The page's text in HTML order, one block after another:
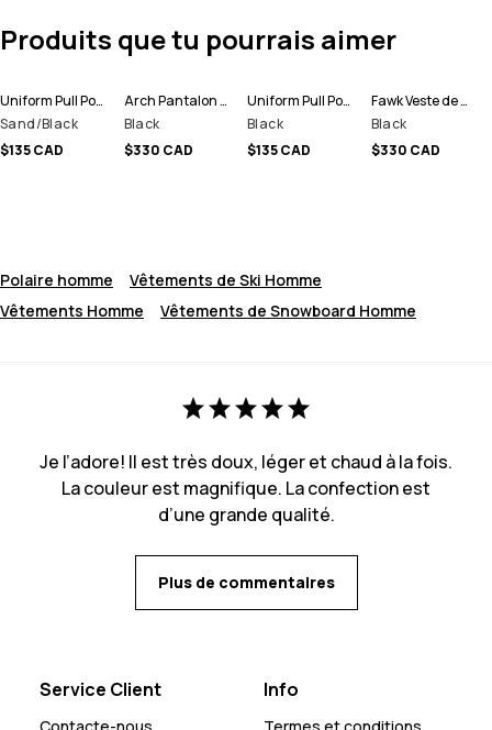
Produits que tu pourrais aimer
Uniform Pull Polaire Homme
Sand/Black
$135 CAD
Arch Pantalon de Ski Homme
Black
$330 CAD
Uniform Pull Polaire Homme
Black
$135 CAD
Fawk Veste de Ski Homme
Black
$330 CAD
Polaire homme
Vêtements de Ski Homme
Vêtements Homme
Vêtements de Snowboard Homme
Je l’adore! Il est très doux, léger et chaud à la fois.
La couleur est magnifique. La confection est
d’une grande qualité.
Plus de commentaires
Service Client
Contacte-nous
Info
Termes et conditions